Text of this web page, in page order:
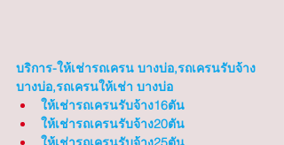
บริการ-ให้เช่ารถเครน บางบ่อ,รถเครนรับจ้าง
บางบ่อ,รถเครนให้เช่า บางบ่อ
ให้เช่ารถเครนรับจ้าง16ตัน
ให้เช่ารถเครนรับจ้าง20ตัน